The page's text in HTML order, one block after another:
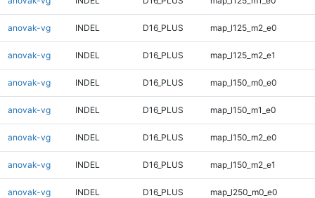
anovak-vg INDEL D16_PLUS map_l125_m2_e0
anovak-vg INDEL D16_PLUS map_l125_m2_e1
anovak-vg INDEL D16_PLUS map_l150_m0_e0
anovak-vg INDEL D16_PLUS map_l150_m1_e0
anovak-vg INDEL D16_PLUS map_l150_m2_e0
anovak-vg INDEL D16_PLUS map_l150_m2_e1
anovak-vg INDEL D16_PLUS map_l250_m0_e0